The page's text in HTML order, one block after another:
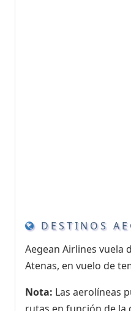
DESTINOS
Aegean Airlines vuela
Atenas, en vuelo de
Nota: Las aerolíneas